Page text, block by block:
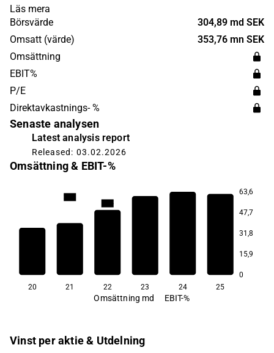
eftermarknadsservice. Epiroc kom till som en
avknoppning ur Atlas Copco. Bolaget har sitt
huvudkontor i Nacka.
Läs mera
Börsvärde
304,89 md SEK
Omsatt (värde)
353,76 mn SEK
Omsättning
EBIT%
P/E
Direktavkastnings- %
Senaste analysen
Latest analysis report
Released: 03.02.2026
Omsättning & EBIT-%
63,6
47,7
31,8
15,9
0
22,7
22,4
20 21 22 23 24 25
Omsättning md EBIT-%
Vinst per aktie & Utdelning